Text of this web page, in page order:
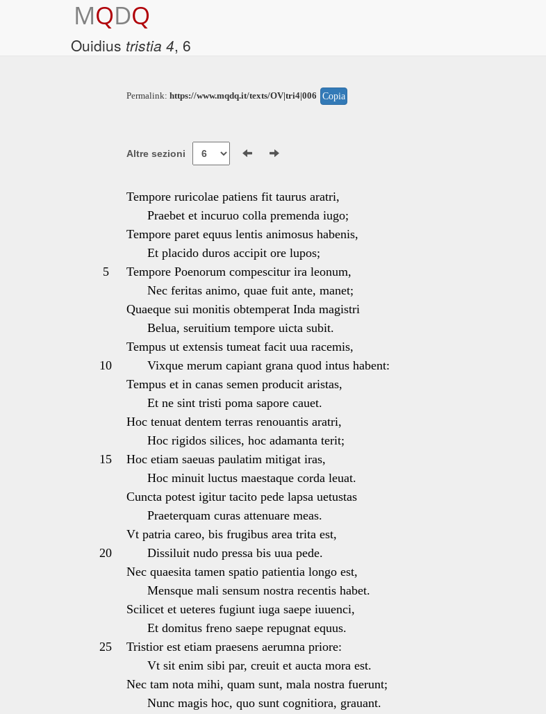
MQDQ
Ouidius tristia 4, 6
Permalink: https://www.mqdq.it/texts/OV|tri4|006 Copia
Altre sezioni
Tempore ruricolae patiens fit taurus aratri,
Praebet et incuruo colla premenda iugo;
Tempore paret equus lentis animosus habenis,
Et placido duros accipit ore lupos;
5
Tempore Poenorum compescitur ira leonum,
Nec feritas animo, quae fuit ante, manet;
Quaeque sui monitis obtemperat Inda magistri
Belua, seruitium tempore uicta subit.
Tempus ut extensis tumeat facit uua racemis,
10
Vixque merum capiant grana quod intus habent:
Tempus et in canas semen producit aristas,
Et ne sint tristi poma sapore cauet.
Hoc tenuat dentem terras renouantis aratri,
Hoc rigidos silices, hoc adamanta terit;
15
Hoc etiam saeuas paulatim mitigat iras,
Hoc minuit luctus maestaque corda leuat.
Cuncta potest igitur tacito pede lapsa uetustas
Praeterquam curas attenuare meas.
Vt patria careo, bis frugibus area trita est,
20
Dissiluit nudo pressa bis uua pede.
Nec quaesita tamen spatio patientia longo est,
Mensque mali sensum nostra recentis habet.
Scilicet et ueteres fugiunt iuga saepe iuuenci,
Et domitus freno saepe repugnat equus.
25
Tristior est etiam praesens aerumna priore:
Vt sit enim sibi par, creuit et aucta mora est.
Nec tam nota mihi, quam sunt, mala nostra fuerunt;
Nunc magis hoc, quo sunt cognitiora, grauant.